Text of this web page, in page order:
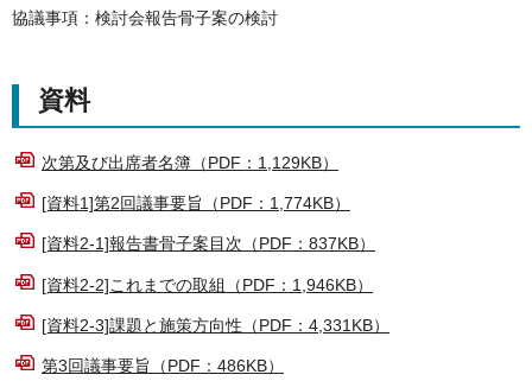
協議事項：検討会報告骨子案の検討
資料
次第及び出席者名簿（PDF：1,129KB）
[資料1]第2回議事要旨（PDF：1,774KB）
[資料2-1]報告書骨子案目次（PDF：837KB）
[資料2-2]これまでの取組（PDF：1,946KB）
[資料2-3]課題と施策方向性（PDF：4,331KB）
第3回議事要旨（PDF：486KB）